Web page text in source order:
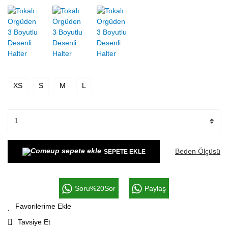
XS S M L
SEPETE EKLE Beden Ölçüsü
Soru%20Sor Paylaş
Tavsiye Et